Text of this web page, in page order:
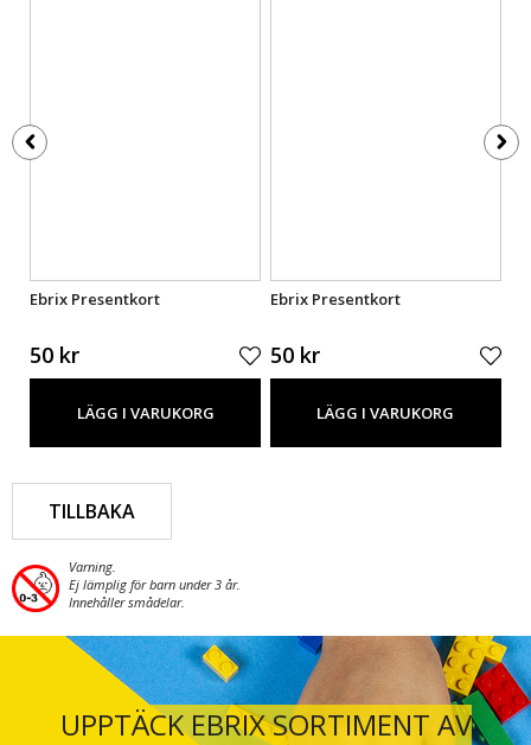
Ebrix Presentkort
50 kr
LÄGG I VARUKORG
Ebrix Presentkort
50 kr
LÄGG I VARUKORG
TILLBAKA
Varning.
Ej lämplig för barn under 3 år.
Innehåller smådelar.
UPPTÄCK EBRIX SORTIMENT AV